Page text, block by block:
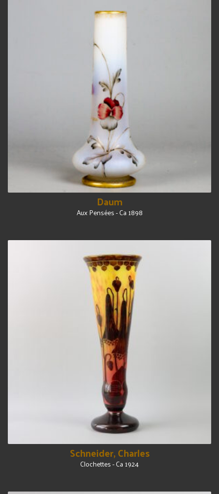
Daum
Aux Pensées - Ca 1898
Schneider, Charles
Clochettes - Ca 1924